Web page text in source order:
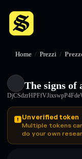
Home / Prezzi /
The signs of
Unverified token
Multiple tokens
do your own